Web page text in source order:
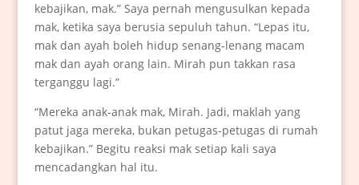
kebajikan, mak.” Saya pernah mengusulkan kepada
mak, ketika saya berusia sepuluh tahun. “Lepas itu,
mak dan ayah boleh hidup senang-lenang macam
mak dan ayah orang lain. Mirah pun takkan rasa
terganggu lagi.”
“Mereka anak-anak mak, Mirah. Jadi, maklah yang
patut jaga mereka, bukan petugas-petugas di rumah
kebajikan.” Begitu reaksi mak setiap kali saya
mencadangkan hal itu.